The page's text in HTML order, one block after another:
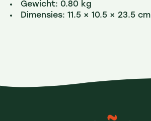
Gewicht: 0.80 kg
Dimensies: 11.5 × 10.5 × 23.5 cm